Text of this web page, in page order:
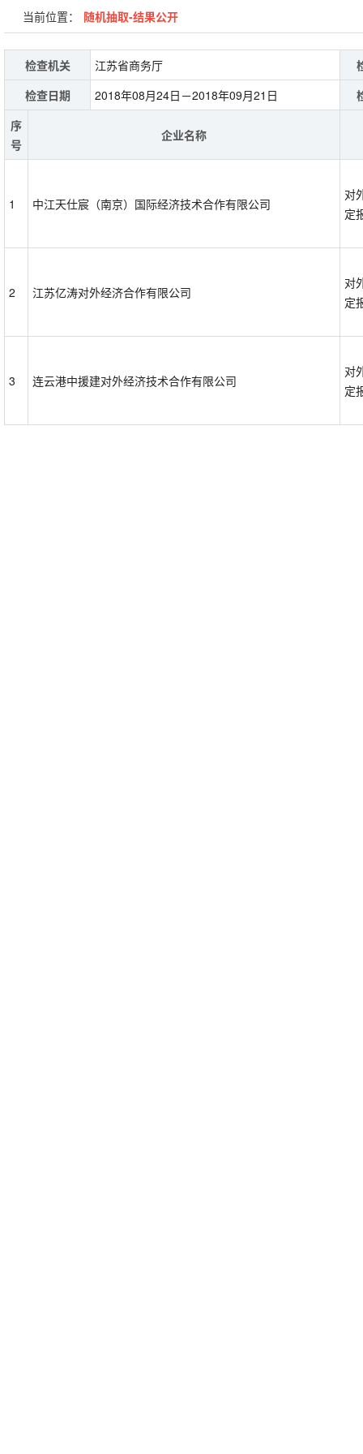
当前位置： 随机抽取-结果公开
检查机关 江苏省商务厅
检查日期
2018年08月24日－2018年09月21日
序
号
企业名称
1 中江天仕宸（南京）国际经济技术合作有限公司
对
定
2 江苏亿涛对外经济合作有限公司
对
定
3 连云港中援建对外经济技术合作有限公司
对
定